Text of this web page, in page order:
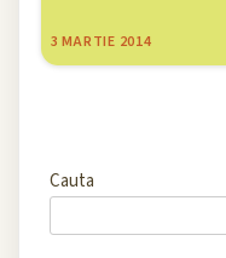
3 MARTIE 2014
Cauta